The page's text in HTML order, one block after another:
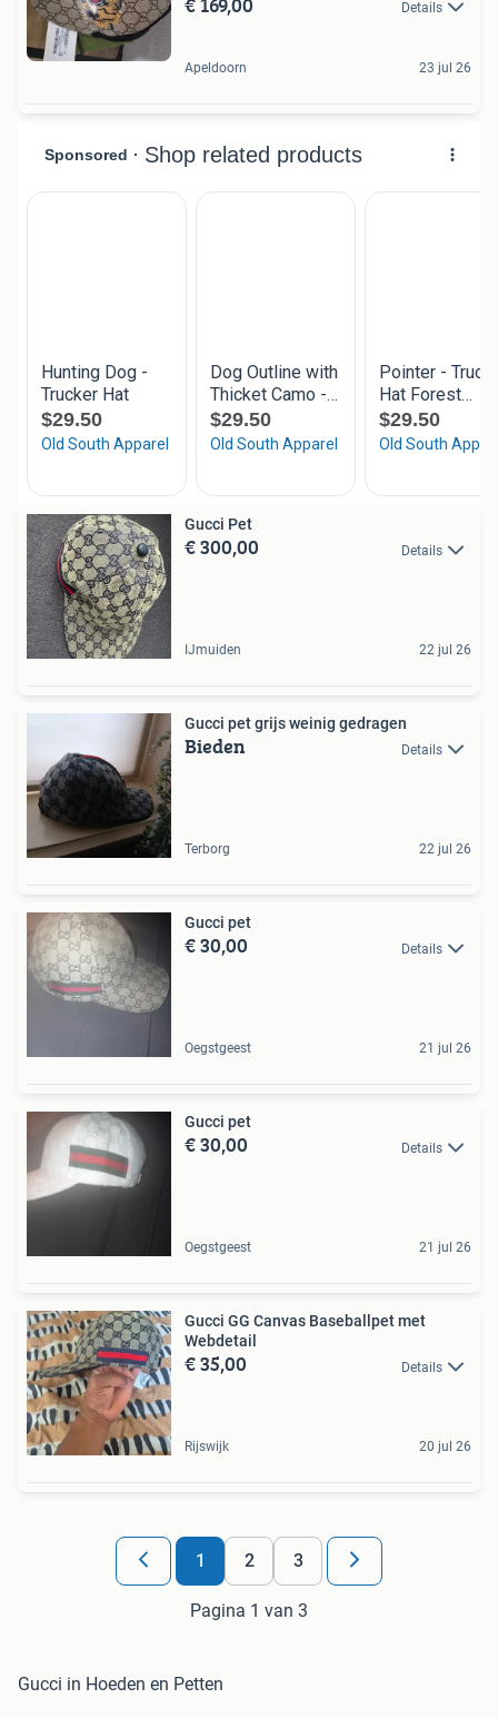
Details
Apeldoorn 23 jul 26
Gucci Pet
€ 300,00 Details
IJmuiden 22 jul 26
Gucci pet grijs weinig gedragen
Bieden Details
Terborg 22 jul 26
Gucci pet
€ 30,00 Details
Oegstgeest 21 jul 26
Gucci pet
€ 30,00 Details
Oegstgeest 21 jul 26
Gucci GG Canvas Baseballpet met
Webdetail
€ 35,00 Details
Rijswijk 20 jul 26
1 2 3
Pagina 1 van 3
Gucci in Hoeden en Petten